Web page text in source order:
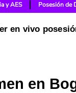
y AES Posesión de
en vivo
en